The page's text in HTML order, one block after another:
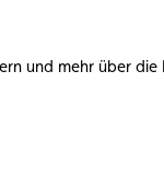
und mehr über